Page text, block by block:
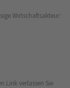
Wirtschaftsakteur:
Link verlassen Sie